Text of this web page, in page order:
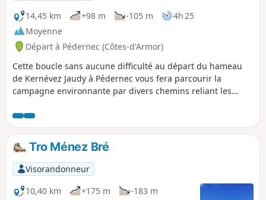
14,45 km
+98 m -105 m
4h 25
Moyenne
Départ à Pédernec (Côtes-d'Armor)
Cette boucle sans aucune difficulté au départ du hameau
de Kernévez Jaudy à Pédernec vous fera parcourir la
campagne environnante par divers chemins reliant les
reliant Guingamp à Lannion. Vous pourrez admirer la
Chapelle de Lorette et l'église de Pédernec et quelques
calvaires agrémentant les carrefours, et le passage sur les
berges de petits ruisseaux et du Jaudy vous apporteront un
peu de fraicheur.
Tro Ménez Bré
Visorandonneur
10,40 km
+175 m
-183 m